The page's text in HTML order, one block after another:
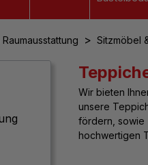
> Sitzmöbel
Wir bieten
unsere
fördern, sowie
hochwertigen